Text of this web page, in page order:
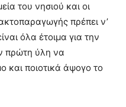
του νησιού και οι
πρέπει ν’
όλα έτοιμα για την
πρώτη ύλη να
και ποιοτικά άψογο το